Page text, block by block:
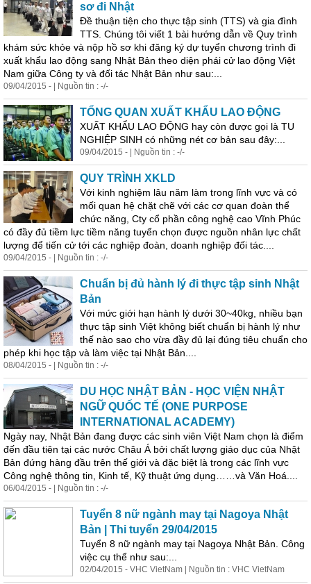
sơ đi Nhật
Đề thuận tiện cho thực tập sinh (TTS) và gia đình
TTS. Chúng tôi viết 1 bài hướng dẫn về Quy trình
khám sức khỏe và nộp hồ sơ khi đăng ký dự tuyển chương trình đi
xuất khẩu lao động sang Nhật Bản theo diện phái cử lao động Việt
Nam giữa Công ty và đối tác Nhật Bản như sau:...
09/04/2015 - | Nguồn tin : -/-
TỔNG QUAN XUẤT KHẨU LAO ĐỘNG
XUẤT KHẨU LAO ĐỘNG hay còn được gọi là TU
NGHIỆP SINH có những nét cơ bản sau đây:...
09/04/2015 - | Nguồn tin : -/-
QUY TRÌNH XKLD
Với kinh nghiệm lâu năm làm trong lĩnh vực và có
mối quan hệ chặt chẽ với các cơ quan đoàn thể
chức năng, Cty cổ phần công nghệ cao Vĩnh Phúc
có đầy đủ tiềm lực tiềm năng tuyển chọn được nguồn nhân lực chất
lượng để tiến cử tới các nghiệp đoàn, doanh nghiệp đối tác....
09/04/2015 - | Nguồn tin : -/-
Chuẩn bị đủ hành lý đi thực tập sinh Nhật
Bản
Với mức giới hạn hành lý dưới 30~40kg, nhiều bạn
thực tập sinh Việt không biết chuẩn bị hành lý như
thế nào sao cho vừa đầy đủ lại đúng tiêu chuẩn cho
phép khi học tập và làm việc tại Nhật Bản....
08/04/2015 - | Nguồn tin : -/-
DU HỌC NHẬT BẢN - HỌC VIỆN NHẬT
NGỮ QUỐC TẾ (ONE PURPOSE
INTERNATIONAL ACADEMY)
Ngày nay, Nhật Bản đang được các sinh viên Việt Nam chọn là điểm
đến đầu tiên tại các nước Châu Á bởi chất lượng giáo dục của Nhật
Bản đứng hàng đầu trên thế giới và đặc biệt là trong các lĩnh vực
Công nghệ thông tin, Kinh tế, Kỹ thuật ứng dụng……và Văn Hoá....
06/04/2015 - | Nguồn tin : -/-
Tuyển 8 nữ ngành may tại Nagoya Nhật
Bản | Thi tuyển 29/04/2015
Tuyển 8 nữ ngành may tại Nagoya Nhật Bản. Công
việc cụ thể như sau:...
02/04/2015 - VHC VietNam | Nguồn tin : VHC VietNam